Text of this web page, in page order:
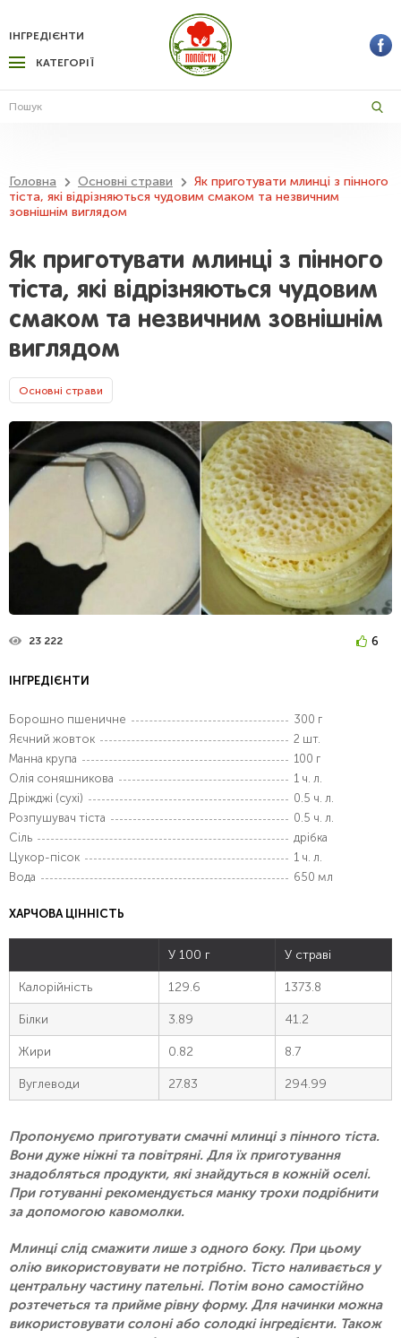
КАТЕГОРІЇ
ІНГРЕДІЄНТИ
Головна Основні страви
Як приготувати млинці з пінного
тіста, які відрізняються чудовим смаком та незвичним
зовнішнім виглядом
Як приготувати млинці з пінного
тіста, які відрізняються чудовим
смаком та незвичним зовнішнім
виглядом
Основні страви
23 222 6
ІНГРЕДІЄНТИ
Борошно пшеничне
300 г
Яєчний жовток
2 шт.
Манна крупа
100 г
Олія соняшникова
1 ч. л.
Дріжджі (сухі)
0.5 ч. л.
Розпушувач тіста
0.5 ч. л.
Сіль
дрібка
Цукор-пісок
1 ч. л.
Вода
650 мл
ХАРЧОВА ЦІННІСТЬ
У 100 г У страві
Калорійність 129.6 1373.8
Білки 3.89 41.2
Жири 0.82 8.7
Вуглеводи 27.83 294.99
Пропонуємо приготувати смачні млинці з пінного тіста.
Вони дуже ніжні та повітряні. Для їх приготування
знадобляться продукти, які знайдуться в кожній оселі.
При готуванні рекомендується манку трохи подрібнити
за допомогою кавомолки.
Млинці слід смажити лише з одного боку. При цьому
олію використовувати не потрібно. Тісто наливається у
центральну частину пательні. Потім воно самостійно
розтечеться та прийме рівну форму. Для начинки можна
використовувати солоні або солодкі інгредієнти. Також